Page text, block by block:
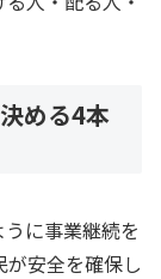
める4本
に事業継続を
安全を確保し